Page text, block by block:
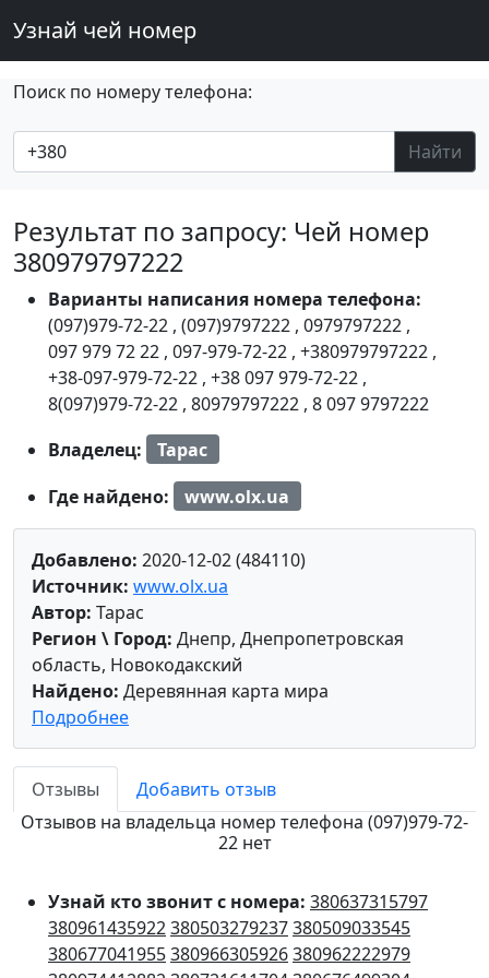
Узнай чей номер
Поиск по номеру телефона:
Найти
Результат по запросу: Чей номер
380979797222
Варианты написания номера телефона:
(097)979-72-22 , (097)9797222 , 0979797222 ,
097 979 72 22 , 097-979-72-22 , +380979797222 ,
+38-097-979-72-22 , +38 097 979-72-22 ,
8(097)979-72-22 , 80979797222 , 8 097 9797222
Владелец:
Тарас
Где найдено:
www.olx.ua
Добавлено: 2020-12-02 (484110)
Источник: www.olx.ua
Автор: Тарас
Регион \ Город: Днепр, Днепропетровская
область, Новокодакский
Найдено: Деревянная карта мира
Подробнее
Отзывы
Добавить отзыв
Отзывов на владельца номер телефона (097)979-72-
22 нет
Узнай кто звонит с номера: 380637315797
380961435922380503279237380509033545
380677041955380966305926380962222979